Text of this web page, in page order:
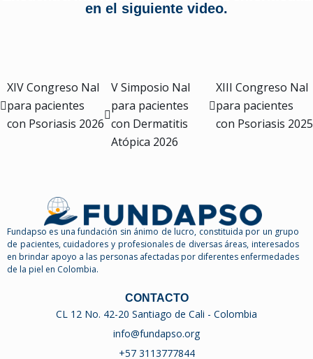
en el siguiente video.
XIV Congreso Nal
para pacientes
con Psoriasis 2026
V Simposio Nal
para pacientes
con Dermatitis
Atópica 2026
XIII Congreso Nal
para pacientes
con Psoriasis 2025
Fundapso es una fundación sin ánimo de lucro, constituida por un grupo
de pacientes, cuidadores y profesionales de diversas áreas, interesados
en brindar apoyo a las personas afectadas por diferentes enfermedades
de la piel en Colombia.
CONTACTO
CL 12 No. 42-20 Santiago de Cali - Colombia
info@fundapso.org
+57 3113777844